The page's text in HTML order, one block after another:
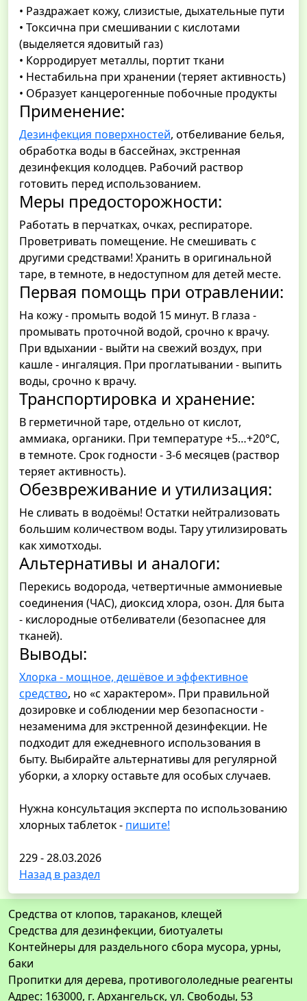
• Раздражает кожу, слизистые, дыхательные пути
• Токсична при смешивании с кислотами
(выделяется ядовитый газ)
• Корродирует металлы, портит ткани
• Нестабильна при хранении (теряет активность)
• Образует канцерогенные побочные продукты
Применение:
Дезинфекция поверхностей, отбеливание белья,
обработка воды в бассейнах, экстренная
дезинфекция колодцев. Рабочий раствор
готовить перед использованием.
Меры предосторожности:
Работать в перчатках, очках, респираторе.
Проветривать помещение. Не смешивать с
другими средствами! Хранить в оригинальной
таре, в темноте, в недоступном для детей месте.
Первая помощь при отравлении:
На кожу - промыть водой 15 минут. В глаза -
промывать проточной водой, срочно к врачу.
При вдыхании - выйти на свежий воздух, при
кашле - ингаляция. При проглатывании - выпить
воды, срочно к врачу.
Транспортировка и хранение:
В герметичной таре, отдельно от кислот,
аммиака, органики. При температуре +5…+20°C,
в темноте. Срок годности - 3-6 месяцев (раствор
теряет активность).
Обезвреживание и утилизация:
Не сливать в водоёмы! Остатки нейтрализовать
большим количеством воды. Тару утилизировать
как химотходы.
Альтернативы и аналоги:
Перекись водорода, четвертичные аммониевые
соединения (ЧАС), диоксид хлора, озон. Для быта
- кислородные отбеливатели (безопаснее для
тканей).
Выводы:
Хлорка - мощное, дешёвое и эффективное
средство, но «с характером». При правильной
дозировке и соблюдении мер безопасности -
незаменима для экстренной дезинфекции. Не
подходит для ежедневного использования в
быту. Выбирайте альтернативы для регулярной
уборки, а хлорку оставьте для особых случаев.
Нужна консультация эксперта по использованию
хлорных таблеток - пишите!
229 - 28.03.2026
Назад в раздел
Средства от клопов, тараканов, клещей
Средства для дезинфекции, биотуалеты
Контейнеры для раздельного сбора мусора, урны,
баки
Пропитки для дерева, противогололедные реагенты
Адрес: 163000, г. Архангельск, ул. Свободы, 53